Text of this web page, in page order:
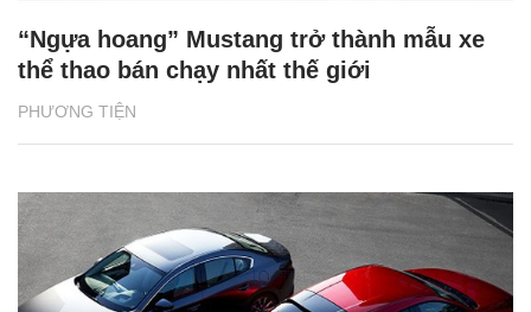
PHƯƠNG TIỆN
“Ngựa hoang” Mustang trở thành mẫu xe
thể thao bán chạy nhất thế giới